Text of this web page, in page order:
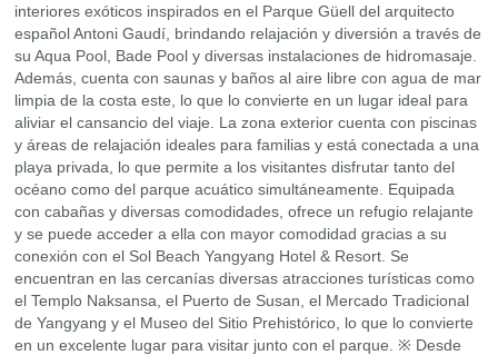
interiores exóticos inspirados en el Parque Güell del arquitecto
español Antoni Gaudí, brindando relajación y diversión a través de
su Aqua Pool, Bade Pool y diversas instalaciones de hidromasaje.
Además, cuenta con saunas y baños al aire libre con agua de mar
limpia de la costa este, lo que lo convierte en un lugar ideal para
aliviar el cansancio del viaje. La zona exterior cuenta con piscinas
y áreas de relajación ideales para familias y está conectada a una
playa privada, lo que permite a los visitantes disfrutar tanto del
océano como del parque acuático simultáneamente. Equipada
con cabañas y diversas comodidades, ofrece un refugio relajante
y se puede acceder a ella con mayor comodidad gracias a su
conexión con el Sol Beach Yangyang Hotel & Resort. Se
encuentran en las cercanías diversas atracciones turísticas como
el Templo Naksansa, el Puerto de Susan, el Mercado Tradicional
de Yangyang y el Museo del Sitio Prehistórico, lo que lo convierte
en un excelente lugar para visitar junto con el parque. ※ Desde